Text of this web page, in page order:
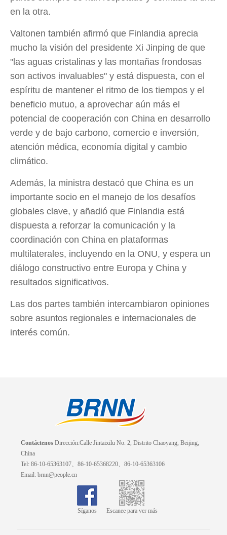
en la otra.
Valtonen también afirmó que Finlandia aprecia
mucho la visión del presidente Xi Jinping de que
"las aguas cristalinas y las montañas frondosas
son activos invaluables" y está dispuesta, con el
espíritu de mantener el ritmo de los tiempos y el
beneficio mutuo, a aprovechar aún más el
potencial de cooperación con China en desarrollo
verde y de bajo carbono, comercio e inversión,
atención médica, economía digital y cambio
climático.
Además, la ministra destacó que China es un
importante socio en el manejo de los desafíos
globales clave, y añadió que Finlandia está
dispuesta a reforzar la comunicación y la
coordinación con China en plataformas
multilaterales, incluyendo en la ONU, y espera un
diálogo constructivo entre Europa y China y
resultados significativos.
Las dos partes también intercambiaron opiniones
sobre asuntos regionales e internacionales de
interés común.
Contáctenos Dirección:Calle Jintaixilu No. 2, Distrito Chaoyang, Beijing,
China
Tel: 86-10-65363107、86-10-65368220、86-10-65363106
Email: brnn@people.cn
Síganos Escanee para ver más